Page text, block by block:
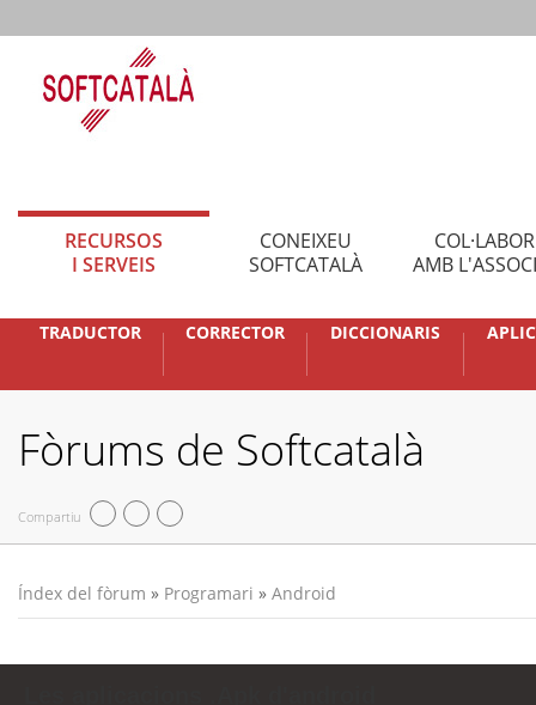
RECURSOS
I SERVEIS
CONEIXEU
SOFTCATALÀ
AMB
TRADUCTOR CORRECTOR DICCIONARIS
Fòrums de Softcatalà
Compartiu
Índex del fòrum » Programari » Android